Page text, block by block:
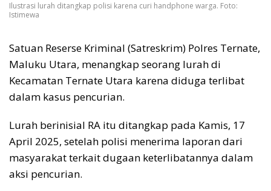
Ilustrasi lurah ditangkap polisi karena curi handphone warga. Foto:
Istimewa
Satuan Reserse Kriminal (Satreskrim) Polres Ternate,
Maluku Utara, menangkap seorang lurah di
Kecamatan Ternate Utara karena diduga terlibat
dalam kasus pencurian.
Lurah berinisial RA itu ditangkap pada Kamis, 17
April 2025, setelah polisi menerima laporan dari
masyarakat terkait dugaan keterlibatannya dalam
aksi pencurian.